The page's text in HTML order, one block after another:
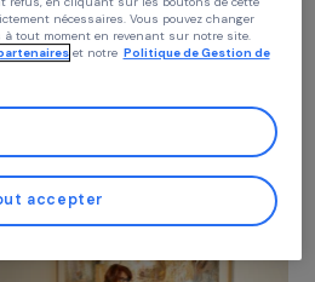
cookies avec nos partenaires pour améliorer
blog. Cela nous permet de vous proposer
plus près de vos besoins, et de collecter des
la qualité de notre site.
sur «Tout accepter», paramètrer vos choix ou
refus, en cliquant sur les boutons de cette
nécessaires. Vous pouvez changer
à tout moment en revenant sur notre site.